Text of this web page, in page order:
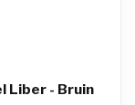
Liber - Bruin